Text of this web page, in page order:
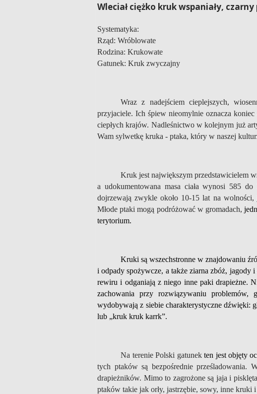
Wleciał ciężko kruk wspaniały, czarny
Systematyka:
Rząd: Wróblowate
Rodzina: Krukowate
Gatunek: Kruk zwyczajny
Wraz z nadejściem cieplejszych,
przyjaciele. Ich śpiew nieomylnie oznacza
ciepłych krajów. Nadleśnictwo w kolejnym już
Wam sylwetkę kruka - ptaka, który w naszej
Kruk jest największym przedstawicielem
a udokumentowana masa ciała wynosi 585
dojrzewają zwykle około 10-15 lat na
Młode ptaki mogą podróżować w gromadach,
terytorium.
Kruki są wszechstronne w znajdowaniu
i odpady spożywcze, a także ziarna zbóż,
rewiru i odganiają z niego inne paki drapieżne.
zachowania przy rozwiązywaniu problemów,
wydobywają z siebie charakterystyczne dźwięki:
lub „kruk kruk karrk”.
Na terenie Polski gatunekten jest objęty
tych ptaków są bezpośrednie prześladowania.
drapieżników. Mimo to zagrożone są jaja i
ptaków takie jak orły, jastrzębie, sowy, inne kruki